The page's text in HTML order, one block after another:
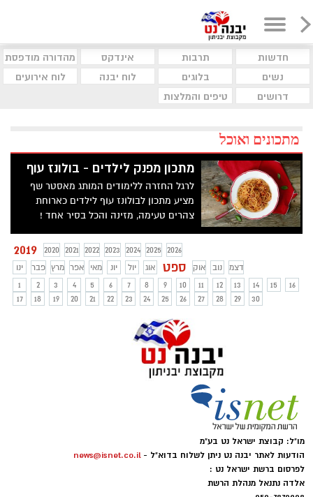
חדשות תרבות אינדקס
מהדורה מודפסת
נשים
בלוגים לוח יבנה
לוח אירועים
דרושים
טיפים והמלצות
מתכונים ואוכל
מתכון מפנק לילדים - בולונז עוף
לרגל החזרה ללימודים המותג מאסטר שף
מציע מתכון לבולונז עוף לילדים כארוחת
צהרים טעימה, מזינה והכל בסיר אחד !
2019 2020 2021 2022 2023 2024 2025
2026
ינו
פבר מרץ אפר מאי יונ יול אוג ספט אוק נוב
דצמ
1
2 3 4 5 6 7 8 9 10 11 12 13 14 15
16
17
18 19 20 21 22 23 24 25 26 27 28 29 30
מו"ל: קבוצת ישראל נט בע"מ
הודעות לאתר יבנה נט ניתן לשלוח בדוא"ל - news@isnet.co.il
לפרסום ברשת ישראל נט :
אלדה נתנאל מנהלת הרשת